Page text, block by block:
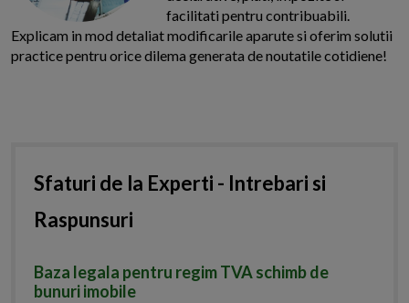
facilitati pentru contribuabili.
Explicam in mod detaliat modificarile aparute si oferim solutii
practice pentru orice dilema generata de noutatile cotidiene!
Sfaturi de la Experti - Intrebari si
Raspunsuri
Baza legala pentru regim TVA schimb de
bunuri imobile